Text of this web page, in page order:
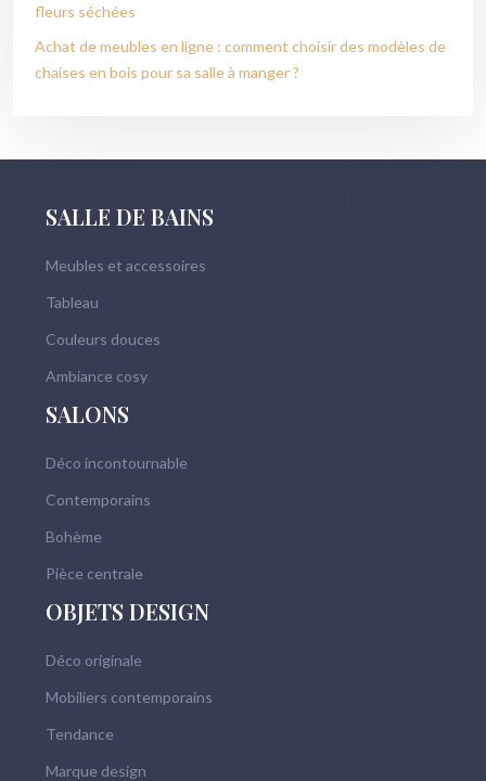
fleurs séchées
Achat de meubles en ligne : comment choisir des modèles de
chaises en bois pour sa salle à manger ?
SALLE DE BAINS
Meubles et accessoires
Tableau
Couleurs douces
Ambiance cosy
SALONS
Déco incontournable
Contemporains
Bohème
Pièce centrale
OBJETS DESIGN
Déco originale
Mobiliers contemporains
Tendance
Marque design